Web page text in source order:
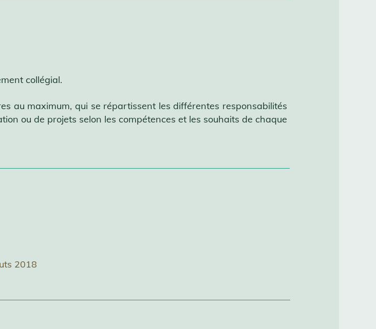
collégial.
au maximum, qui se répartissent les différentes responsabilités
ou de projets selon les compétences et les souhaits de chaque
2018